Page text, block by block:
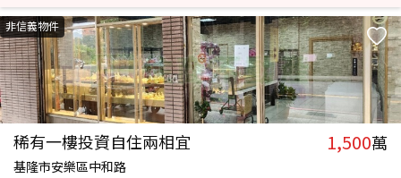
非信義物件
稀有一樓投資自住兩相宜 1,500萬
基隆市安樂區中和路